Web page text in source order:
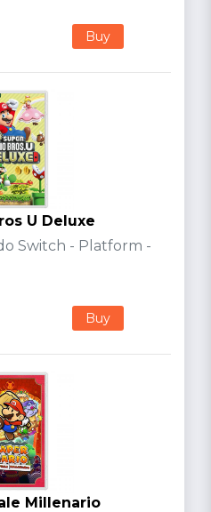
Buy
U Deluxe
Switch - Platform -
Buy
Millenario